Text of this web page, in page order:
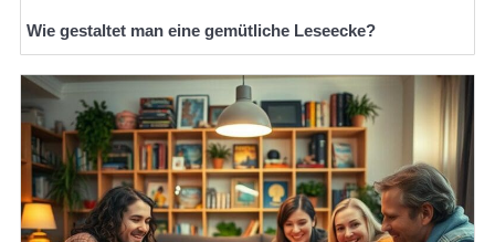
Wie gestaltet man eine gemütliche Leseecke?